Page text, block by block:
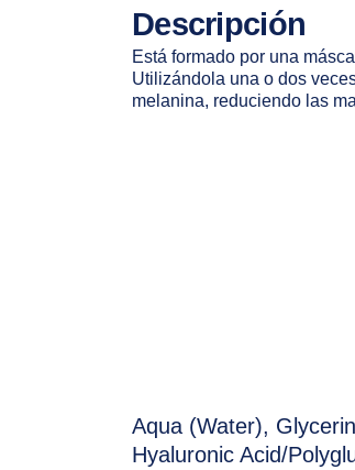
Descripción
Está formado por una
Utilizándola una o dos
melanina, reduciendo las
Aqua (Water),
Hyaluronic Acid/